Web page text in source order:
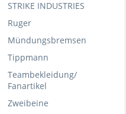
STRIKE INDUSTRIES
Ruger
Mündungsbremsen
Tippmann
Teambekleidung/
Fanartikel
Zweibeine